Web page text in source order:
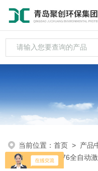
当前位置：首页 > 产品
仪
> HYL-2076全自动